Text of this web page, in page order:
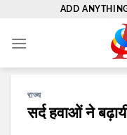
content
ADD
राज्य
सर्द हवाओं ने